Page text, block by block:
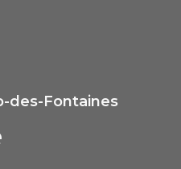
des-Fontaines